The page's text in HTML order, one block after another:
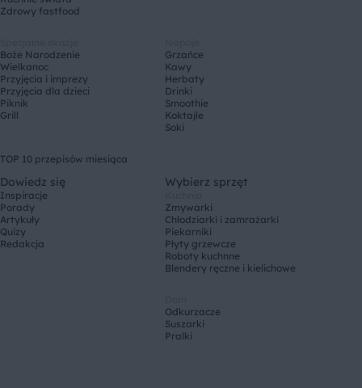
Zdrowy fastfood
Boże Narodzenie
Wielkanoc
Przyjęcia i imprezy
Przyjęcia dla dzieci
Piknik
Grill
Grzańce
Kawy
Herbaty
Drinki
Smoothie
Koktajle
Soki
TOP 10 przepisów miesiąca
Dowiedz się
Inspiracje
Porady
Artykuły
Quizy
Redakcja
Wybierz sprzęt
Zmywarki
Chłodziarki i zamrażarki
Piekarniki
Płyty grzewcze
Roboty kuchnne
Blendery ręczne i kielichowe
Odkurzacze
Suszarki
Pralki